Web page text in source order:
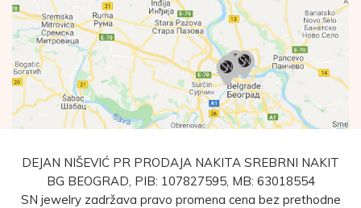
DEJAN NIŠEVIĆ PR PRODAJA NAKITA SREBRNI NAKIT
BG BEOGRAD, PIB: 107827595, MB: 63018554
SN jewelry zadržava pravo promena cena bez prethodne